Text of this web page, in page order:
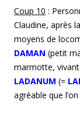
Coup 10 :
Claudine, après
moyens de
DAMAN (petit
marmotte,
LADANUM (=
agréable que